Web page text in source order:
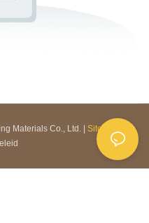
Materials Co., Ltd. | Sitemap